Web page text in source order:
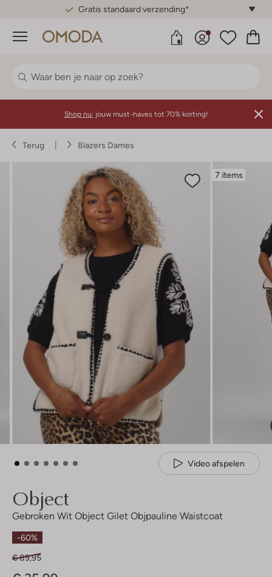
Gratis standaard verzending*
Menu
Shop nu: jouw must-haves tot 70% korting!
Terug Blazers Dames
7 items
Video afspelen
Object
Gebroken Wit Object Gilet Objpauline Waistcoat
-60%
€ 89,95